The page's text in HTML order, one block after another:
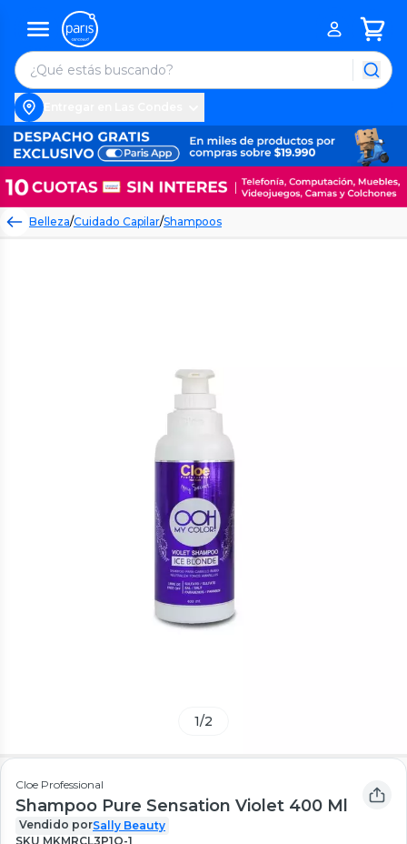
Belleza/Cuidado Capilar/Shampoos
1/2
Cloe Professional
Shampoo Pure Sensation Violet 400 Ml
Vendido porSally Beauty
SKU MKMRCL3P1O-1